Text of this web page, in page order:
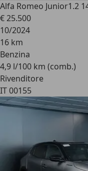
Alfa Romeo Junior1.2
€ 25.500
10/2024
16 km
Benzina
4,9 l/100 km (comb.)
Rivenditore
IT 00155